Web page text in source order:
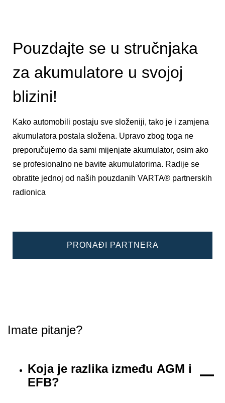
Pouzdajte se u stručnjaka
za akumulatore u svojoj
blizini!
Kako automobili postaju sve složeniji, tako je i zamjena
akumulatora postala složena. Upravo zbog toga ne
preporučujemo da sami mijenjate akumulator, osim ako
se profesionalno ne bavite akumulatorima. Radije se
obratite jednoj od naših pouzdanih VARTA® partnerskih
radionica
PRONAĐI PARTNERA
Imate pitanje?
Koja je razlika između AGM i
EFB?